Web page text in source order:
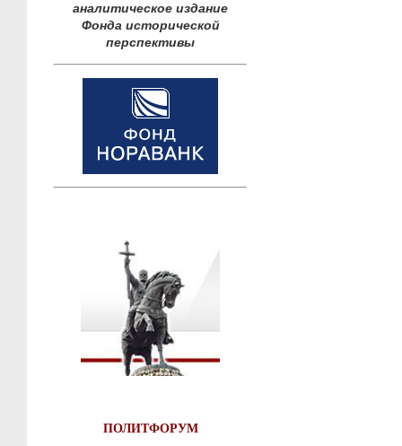
аналитическое издание
Фонда исторической
перспективы
ПОЛИТФОРУМ